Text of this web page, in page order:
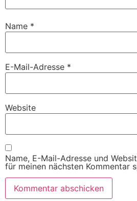
Name *
E-Mail-Adresse *
Website
Name, E-Mail-Adresse und
für meinen nächsten Kommentar